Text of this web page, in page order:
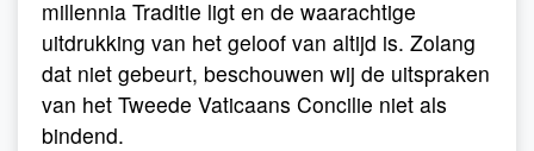
millennia Traditie ligt en de waarachtige
uitdrukking van het geloof van altijd is. Zolang
dat niet gebeurt, beschouwen wij de uitspraken
van het Tweede Vaticaans Concilie niet als
bindend.